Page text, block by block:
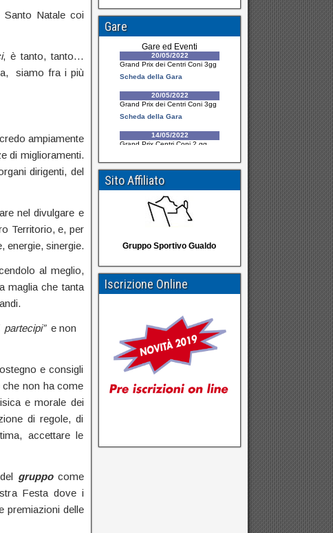
Natale coi
, è tanto, tanto…
siamo fra i più
ampiamente
di miglioramenti.
dirigenti, del
nel divulgare e
Territorio, e, per
energie, sinergie.
al meglio,
maglia che tanta
partecipi” e non
e consigli
che non ha come
e morale dei
di regole, di
accettare le
gruppocome
Festa dove i
premiazioni delle
Gare
Sito Affiliato
Gruppo Sportivo Gualdo
Iscrizione Online